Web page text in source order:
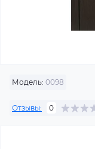
Модель: 0098
Отзывы: 0